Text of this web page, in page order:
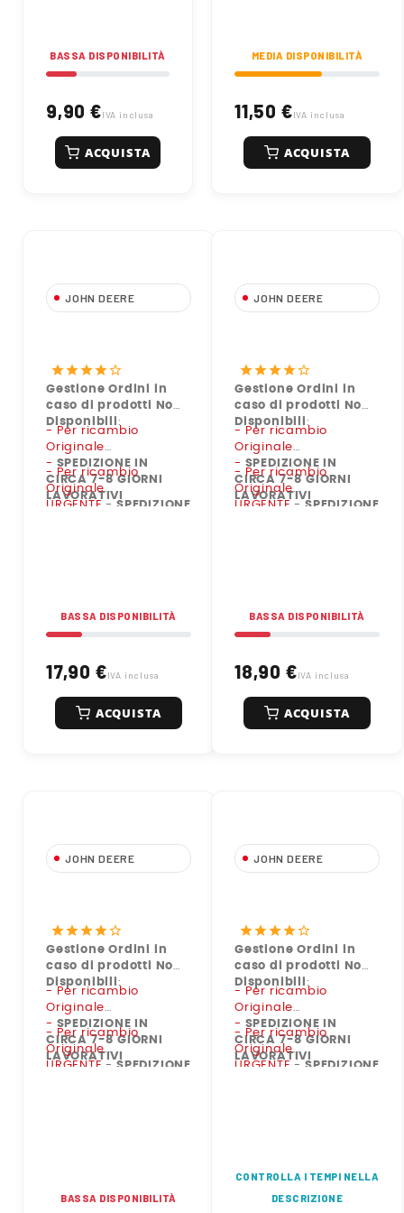
BASSA DISPONIBILITÀ
9,90 €IVA inclusa
ACQUISTA
MEDIA DISPONIBILITÀ
11,50 €IVA inclusa
ACQUISTA
JOHN DEERE
John Deere
starstarstarstarstar_border
Gestione Ordini in
caso di prodotti Non
Disponibili :
- Per ricambio
Originale
- SPEDIZIONE IN
CIRCA 7-8 GIORNI
LAVORATIVI
- Per ricambio
Originale
URGENTE - SPEDIZIONE
BASSA DISPONIBILITÀ
17,90 €IVA inclusa
ACQUISTA
JOHN DEERE
Deere
starstarstarstarstar_border
Gestione Ordini in
caso di prodotti Non
Disponibili :
- Per ricambio
Originale
- SPEDIZIONE IN
CIRCA 7-8 GIORNI
LAVORATIVI
- Per ricambio
Originale
URGENTE - SPEDIZIONE
BASSA DISPONIBILITÀ
18,90 €IVA inclusa
ACQUISTA
JOHN DEERE
Deere
starstarstarstarstar_border
Gestione Ordini in
caso di prodotti Non
Disponibili :
- Per ricambio
Originale
- SPEDIZIONE IN
CIRCA 7-8 GIORNI
LAVORATIVI
- Per ricambio
Originale
URGENTE - SPEDIZIONE
BASSA DISPONIBILITÀ
JOHN DEERE
John Deere
starstarstarstarstar_border
Gestione Ordini in
caso di prodotti Non
Disponibili :
- Per ricambio
Originale
- SPEDIZIONE IN
CIRCA 7-8 GIORNI
LAVORATIVI
- Per ricambio
Originale
URGENTE - SPEDIZIONE
CONTROLLA I TEMPI NELLA
DESCRIZIONE